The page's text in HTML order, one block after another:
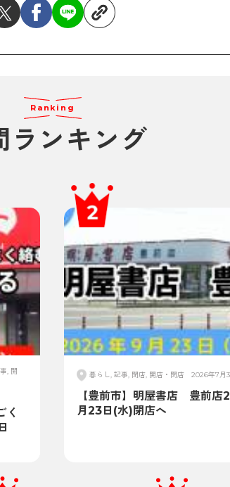
Ranking
ランキング
, 開
く
暮らし, 記事, 閉店, 開店・閉店 2026年7月
【豊前市】明屋書店 豊前店
月23日(水)閉店へ